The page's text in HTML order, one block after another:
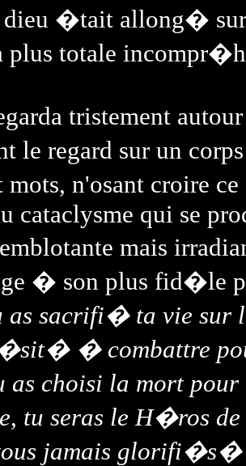
dieu �tait allong� sur
plus totale
tristement
le regard sur un
mots, n'osant croire
cataclysme qui se
mais
� son plus fid�le
as sacrifi� ta vie
� combattre
as choisi la mort
tu seras le H�ros de
jamais